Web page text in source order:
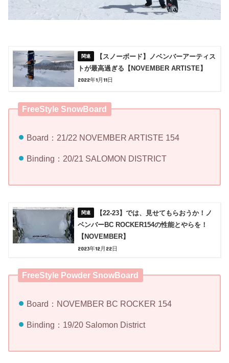
【スノーボード】ノベンバーアーティス
トが最高過ぎる【NOVEMBER ARTISTE】
2022年1月11日
FreeStyle SnowBoard
Board：21/22 NOVEMBER ARTISTE 154
Binding：20/21 SALOMON DISTRICT
【22-23】では、見せてもらおうか！ノ
ベンバーBC ROCKER154の性能とやらを！
【NOVEMBER】
2023年12月22日
FreeStyle Powder SnowBoard
Board：NOVEMBER BC ROCKER 154
Binding：19/20 Salomon District